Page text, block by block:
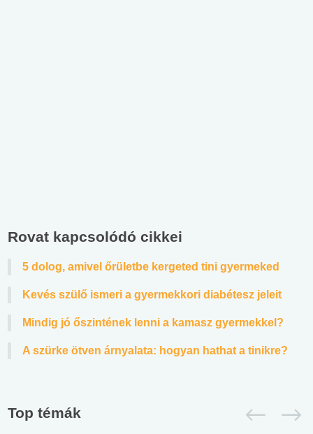
Rovat kapcsolódó cikkei
5 dolog, amivel őrületbe kergeted tini gyermeked
Kevés szülő ismeri a gyermekkori diabétesz jeleit
Mindig jó őszintének lenni a kamasz gyermekkel?
A szürke ötven árnyalata: hogyan hathat a tinikre?
Top témák